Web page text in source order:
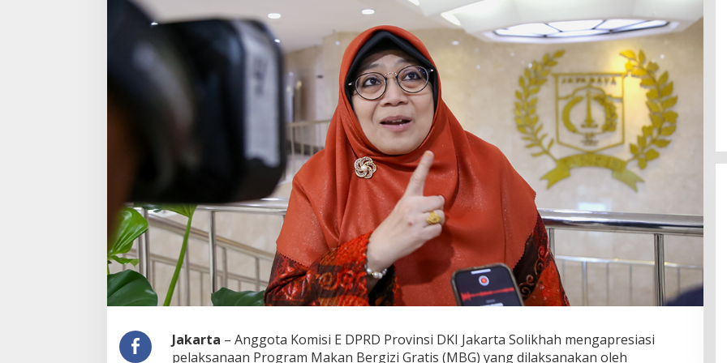
s
a
n
r
o
m
G
Jakarta – Anggota Komisi E DPRD Provinsi DKI Jakarta Solikhah mengapresiasi
pelaksanaan Program Makan Bergizi Gratis (MBG) yang dilaksanakan oleh
Fenomena “Dascomology” Dinilai
Cerminkan Pentingnya Komunikasi
Kepercayaan Publik